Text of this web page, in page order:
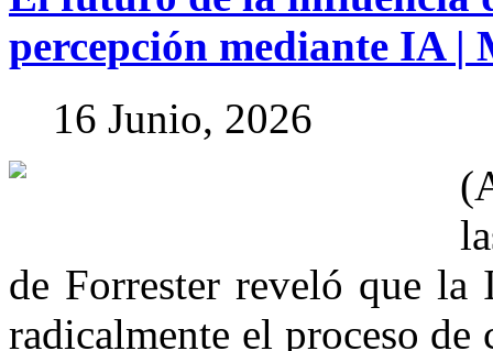
percepción mediante IA |
16 Junio, 2026
de Forrester reveló que la
radicalmente el proceso